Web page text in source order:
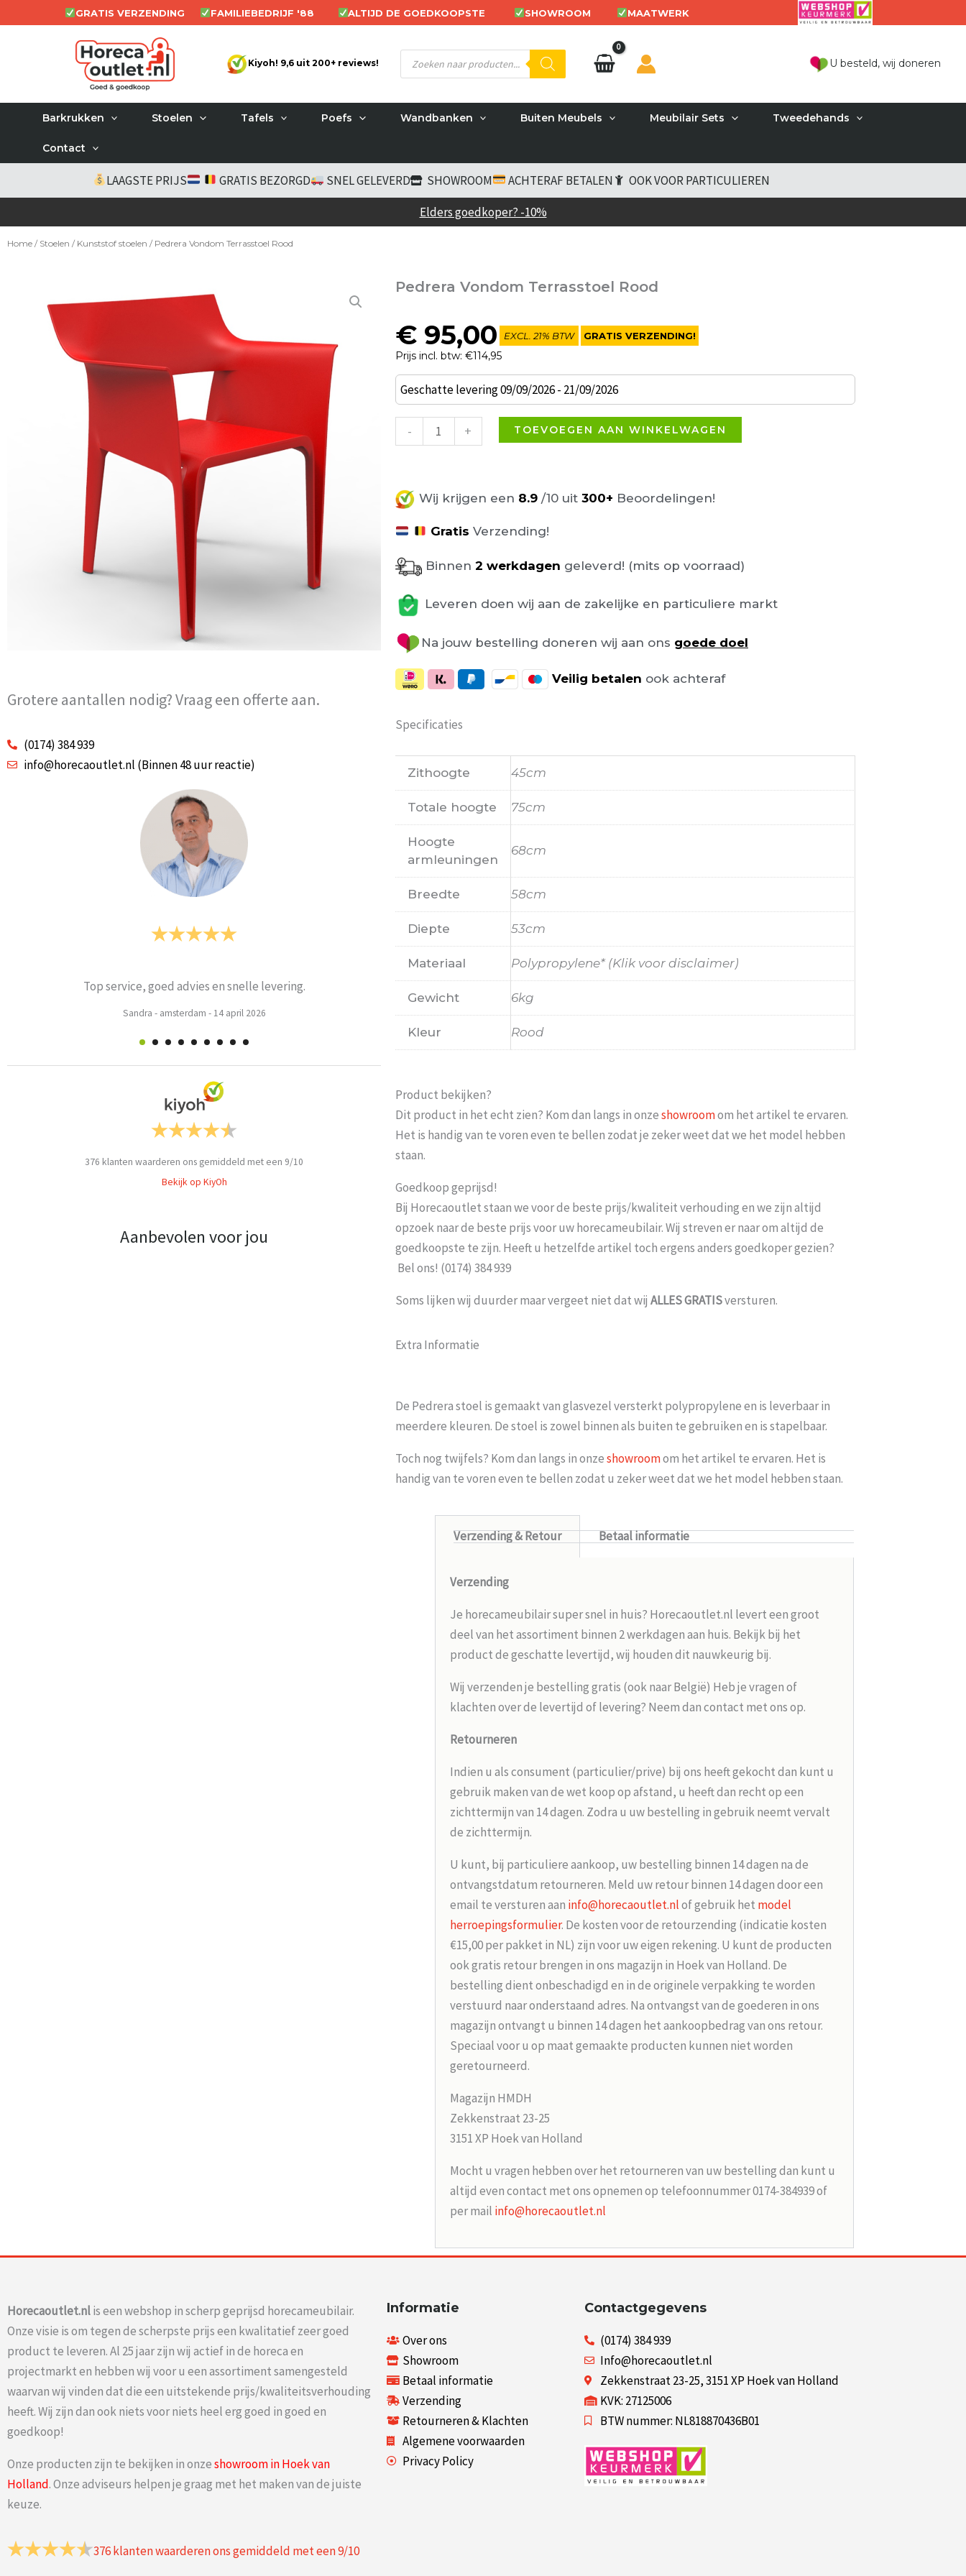
naar
GRATIS VERZENDING FAMILIEBEDRIJF '88 ALTIJD DE GOEDKOOPSTE SHOWROOM MAATWERK
Kiyoh! 9,6 uit 200+ reviews!
Producten
zoeken U besteld, wij doneren
Barkrukken Stoelen Tafels Poefs Wandbanken Buiten Meubels Meubilair Sets Tweedehands
Contact
LAAGSTE PRIJS GRATIS BEZORGD SNEL GELEVERD SHOWROOM ACHTERAF BETALEN
OOK VOOR PARTICULIEREN
Elders goedkoper? -10%
Home / Stoelen / Kunststof stoelen / Pedrera Vondom Terrasstoel Rood
Grotere aantallen nodig? Vraag een offerte aan.
(0174) 384 939
info@horecaoutlet.nl (Binnen 48 uur reactie)
advies en snelle levering. Prima
- Turnhout- 3 maart 2026
Probeer het nog sneller te laten bezorgen Nu minimaal 2 weken
376 klanten waarderen ons gemiddeld met een 9/10
Bekijk op KiyOh
Aanbevolen voor jou
Pedrera Vondom Terrasstoel Rood
€ 95,00
Prijs incl. btw: €114,95
EXCL. 21% BTW GRATIS VERZENDING!
Geschatte levering 09/09/2026 - 21/09/2026
-
Pedrera
Vondom
Terrasstoel
Rood
+ TOEVOEGEN AAN WINKELWAGEN
Wij krijgen een 8.9 /10 uit 300+ Beoordelingen!
Gratis Verzending!
Binnen 2 werkdagen geleverd! (mits op voorraad)
Leveren doen wij aan de zakelijke en particuliere markt
Na jouw bestelling doneren wij aan ons goede doel
Veilig betalen ook achteraf
Specificaties
Zithoogte 45cm
Totale hoogte 75cm
Hoogte
armleuningen
68cm
Breedte 58cm
Diepte 53cm
Materiaal Polypropylene* (Klik voor disclaimer)
Gewicht 6kg
Kleur Rood
Product bekijken?
Dit product in het echt zien? Kom dan langs in onzeshowroomom het artikel te ervaren.
Het is handig van te voren even te bellen zodat je zeker weet dat we het model hebben
staan.
Goedkoop geprijsd!
Bij Horecaoutlet staan we voor de beste prijs/kwaliteit verhouding en we zijn altijd
opzoek naar de beste prijs voor uw horecameubilair. Wij streven er naar om altijd de
goedkoopste te zijn. Heeft u hetzelfde artikel toch ergens anders goedkoper gezien?
Bel ons! (0174) 384 939
Soms lijken wij duurder maar vergeet niet dat wij ALLESGRATISversturen.
Extra Informatie
De Pedrera stoel is gemaakt van glasvezel versterkt polypropylene en is leverbaar in
meerdere kleuren. De stoel is zowel binnen als buiten te gebruiken en is stapelbaar.
Toch nog twijfels? Kom dan langs in onzeshowroomom het artikel te ervaren. Het is
handig van te voren even te bellen zodat u zeker weet dat we het model hebben staan.
Verzending & Retour Betaal informatie
Verzending
Je horecameubilair super snel in huis? Horecaoutlet.nl levert een groot
deel van het assortiment binnen 2 werkdagen aan huis. Bekijk bij het
product de geschatte levertijd, wij houden dit nauwkeurig bij.
Wij verzenden je bestelling gratis (ook naar België) Heb je vragen of
klachten over de levertijd of levering? Neem dan contact met ons op.
Retourneren
Indien u als consument (particulier/prive) bij ons heeft gekocht dan kunt u
gebruik maken van de wet koop op afstand, u heeft dan recht op een
zichttermijn van 14 dagen. Zodra u uw bestelling in gebruik neemt vervalt
de zichttermijn.
U kunt, bij particuliere aankoop, uw bestelling binnen 14 dagen na de
ontvangstdatum retourneren. Meld uw retour binnen 14 dagen door een
email te versturen aan info@horecaoutlet.nlof gebruik het model
herroepingsformulier. De kosten voor de retourzending (indicatie kosten
€15,00 per pakket in NL) zijn voor uw eigen rekening. U kunt de producten
ook gratis retour brengen in ons magazijn in Hoek van Holland. De
bestelling dient onbeschadigd en in de originele verpakking te worden
verstuurd naar onderstaand adres. Na ontvangst van de goederen in ons
magazijn ontvangt u binnen 14 dagen het aankoopbedrag van ons retour.
Speciaal voor u op maat gemaakte producten kunnen niet worden
geretourneerd.
Magazijn HMDH
Zekkenstraat 23-25
3151 XP Hoek van Holland
Mocht u vragen hebben over het retourneren van uw bestelling dan kunt u
altijd even contact met ons opnemen op telefoonnummer 0174-384939 of
per mail info@horecaoutlet.nl
Horecaoutlet.nlis een webshop in scherp geprijsd horecameubilair.
Onze visie is om tegen de scherpste prijs een kwalitatief zeer goed
product te leveren. Al 25 jaar zijn wij actief in de horeca en
projectmarkt en hebben wij voor u een assortiment samengesteld
waarvan wij vinden dat die een uitstekende prijs/kwaliteitsverhouding
heeft. Wij zijn dan ook niets voor niets heel erg goed in goed en
goedkoop!
Onze producten zijn te bekijken in onzeshowroom in Hoek van
Holland. Onze adviseurs helpen je graag met het maken van de juiste
keuze.
376klanten waarderen ons gemiddeld met een9/10
Informatie
Over ons
Showroom
Betaal informatie
Verzending
Retourneren & Klachten
Algemene voorwaarden
Privacy Policy
Contactgegevens
(0174) 384 939
Info@horecaoutlet.nl
Zekkenstraat 23-25, 3151 XP Hoek van Holland
KVK: 27125006
BTW nummer: NL818870436B01